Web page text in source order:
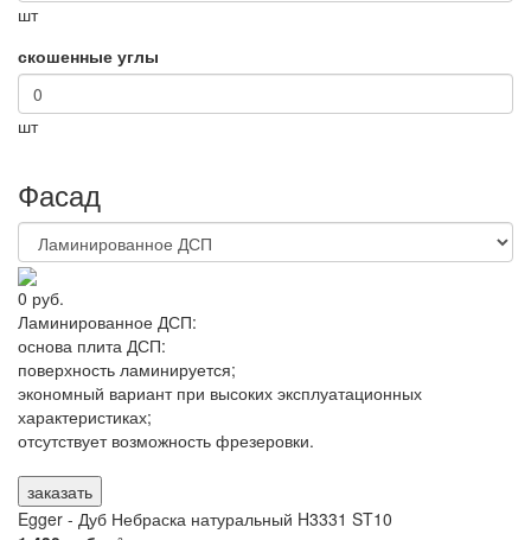
шт
скошенные углы
шт
Фасад
0 руб.
Ламинированное ДСП:
основа плита ДСП:
поверхность ламинируется;
экономный вариант при высоких эксплуатационных
характеристиках;
отсутствует возможность фрезеровки.
заказать
Egger - Дуб Небраска натуральный H3331 ST10